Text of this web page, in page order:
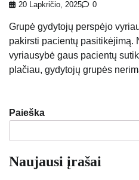
20 Lapkričio, 2025 0
Grupė gydytojų perspėjo
pakirsti pacientų pasitikėjimą.
vyriausybė gaus pacientų
plačiau, gydytojų grupės
Paieška
Naujausi įrašai